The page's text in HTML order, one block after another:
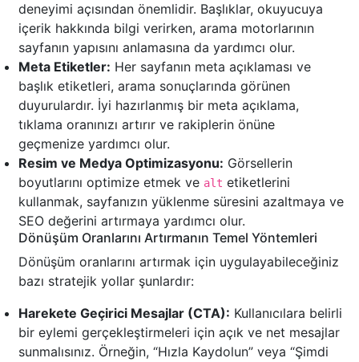
deneyimi açısından önemlidir. Başlıklar, okuyucuya
içerik hakkında bilgi verirken, arama motorlarının
sayfanın yapısını anlamasına da yardımcı olur.
Meta Etiketler: Her sayfanın meta açıklaması ve
başlık etiketleri, arama sonuçlarında görünen
duyurulardır. İyi hazırlanmış bir meta açıklama,
tıklama oranınızı artırır ve rakiplerin önüne
geçmenize yardımcı olur.
Resim ve Medya Optimizasyonu: Görsellerin
boyutlarını optimize etmek ve alt etiketlerini
kullanmak, sayfanızın yüklenme süresini azaltmaya ve
SEO değerini artırmaya yardımcı olur.
Dönüşüm Oranlarını Artırmanın Temel Yöntemleri
Dönüşüm oranlarını artırmak için uygulayabileceğiniz
bazı stratejik yollar şunlardır:
Harekete Geçirici Mesajlar (CTA): Kullanıcılara belirli
bir eylemi gerçekleştirmeleri için açık ve net mesajlar
sunmalısınız. Örneğin, “Hızla Kaydolun” veya “Şimdi